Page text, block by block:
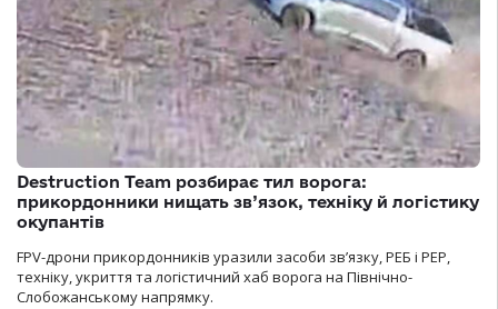
Destruction Team розбирає тил ворога:
прикордонники нищать зв’язок, техніку й логістику
окупантів
FPV-дрони прикордонників уразили засоби зв’язку, РЕБ і РЕР,
техніку, укриття та логістичний хаб ворога на Північно-
Слобожанському напрямку.